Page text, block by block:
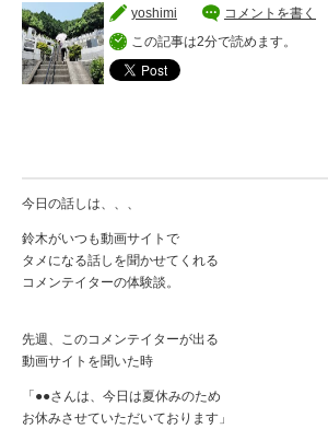
yoshimi
コメントを書く
この記事は2分で読めます。
今日の話しは、、、
鈴木がいつも動画サイトで
タメになる話しを聞かせてくれる
コメンテイターの体験談。
先週、このコメンテイターが出る
動画サイトを聞いた時
「●●さんは、今日は夏休みのため
お休みさせていただいております」